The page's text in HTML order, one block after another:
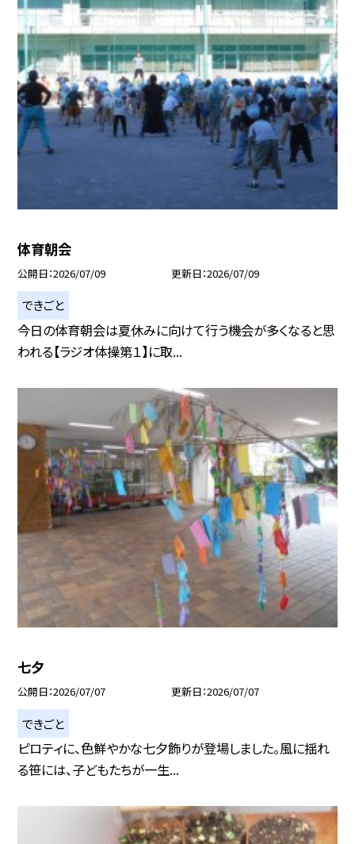
体育朝会
公開日 2026/07/09 更新日 2026/07/09
できごと
今日の体育朝会は夏休みに向けて行う機会が多くなると思
われる【ラジオ体操第１】に取...
七夕
公開日 2026/07/07 更新日 2026/07/07
できごと
ピロティに、色鮮やかな七夕飾りが登場しました。風に揺れ
る笹には、子どもたちが一生...